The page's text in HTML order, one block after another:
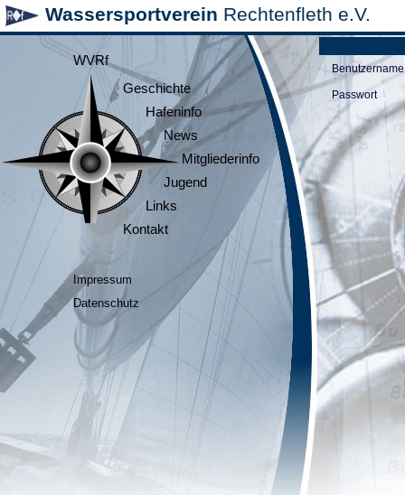
Wassersportverein Rechtenfleth e.V.
WVRf
Geschichte
Hafeninfo
News
Mitgliederinfo
Jugend
Links
Kontakt
Impressum
Datenschutz
Benutzername
Passwort